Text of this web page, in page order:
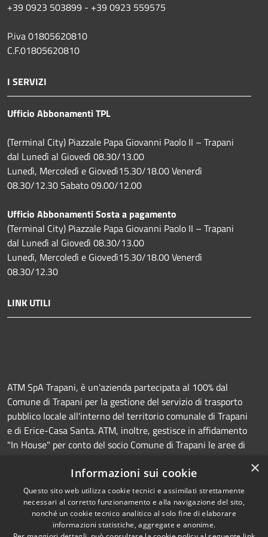
+39 0923 503899 - +39 0923 559575
P.iva 01805620810
C.F.01805620810
I SERVIZI
Ufficio Abbonamenti TPL
(Terminal City) Piazzale Papa Giovanni Paolo II – Trapani
dal Lunedì al Giovedì 08.30/13.00
Lunedì, Mercoledì e Giovedì15.30/18.00 Venerdì
08.30/12.30 Sabato 09.00/12.00
Ufficio Abbonamenti Sosta a pagamento
(Terminal City) Piazzale Papa Giovanni Paolo II – Trapani
dal Lunedì al Giovedì 08.30/13.00
Lunedì, Mercoledì e Giovedì15.30/18.00 Venerdì
08.30/12.30
LINK UTILI
ATM SpA Trapani, è un'azienda partecipata al 100% dal
Comune di Trapani per la gestione del servizio di trasporto
pubblico locale all'interno del territorio comunale di Trapani
e di Erice-Casa Santa. ATM, inoltre, gestisce in affidamento
"In House" per conto del socio Comune di Trapani le aree di
manutenzione della segnaletica orizzontale e verticale.
RSS Copyright © 2026 • Azienda
×
Informazioni sui cookie
Questo sito web utilizza cookie tecnici e assimilati strettamente
necessari al corretto funzionamento e alla navigazione del sito,
nonché un cookie tecnico analitico al solo fine di elaborare
informazioni statistiche, aggregate e anonime.